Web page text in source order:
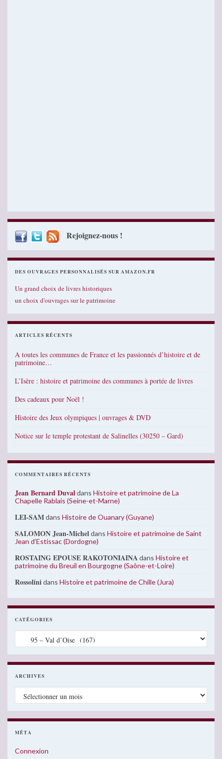
Rejoignez-nous !
DES OUVRAGES PERSONNALISÉS SUR AMAZON.FR
Un grand choix de livres historiques
un choix d'ouvrages sur le patrimoine
ARTICLES RÉCENTS
A toutes les communes de France et les passionnés d’histoire et de
patrimoine…
L’Isère : histoire et patrimoine des communes à portée de livres
Des cadeaux pour Noël !
Histoire des Jeux olympiques | ouvrages & DVD
Notice sur le temple protestant de Salinelles (30250 – Gard)
COMMENTAIRES RÉCENTS
Jean Bernard Duvaldans Histoire et patrimoine de La
Chapelle Rablais (Seine-et-Marne)
LEI-SAMdans Histoire de Ouanary (Guyane)
SALOMON Jean-Micheldans Histoire et patrimoine de Saint
Jean d’Estissac (Dordogne)
ROSTAING EPOUSE RAKOTONIAINAdans Histoire et
patrimoine du Breuil en Bourgogne (Saône-et-Loire)
Rossolinidans Histoire et patrimoine de Chille (Jura)
CATÉGORIES
Catégories
ARCHIVES
Archives
MÉTA
Connexion